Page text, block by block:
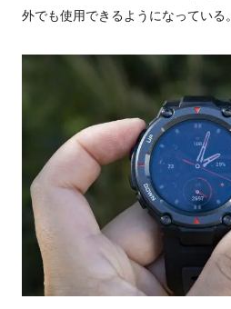
外でも使用できるようになっている。